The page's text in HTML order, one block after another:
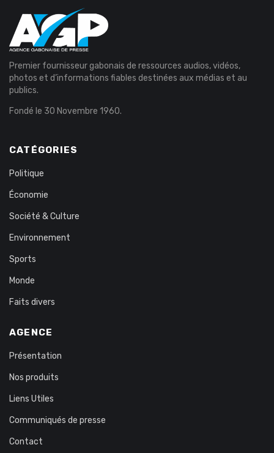
Premier fournisseur gabonais de ressources audios, vidéos,
photos et d’informations fiables destinées aux médias et au
publics.
Fondé le 30 Novembre 1960.
CATÉGORIES
Politique
Économie
Société & Culture
Environnement
Sports
Monde
Faits divers
AGENCE
Présentation
Nos produits
Liens Utiles
Communiqués de presse
Contact